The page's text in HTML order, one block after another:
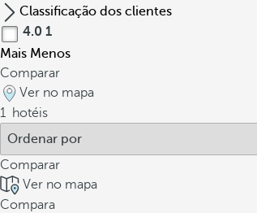
Classificação dos clientes
4.0 1
Mais Menos
Comparar
Ver no mapa
1 hotéis
Comparar
Ver no mapa
Compara